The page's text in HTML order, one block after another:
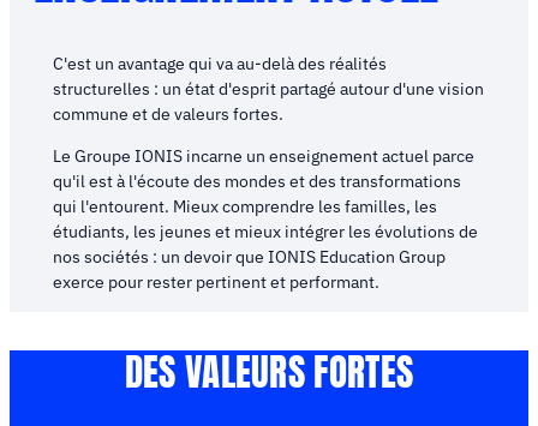
C'est un avantage qui va au-delà des réalités
structurelles : un état d'esprit partagé autour d'une vision
commune et de valeurs fortes.
Le Groupe IONIS incarne un enseignement actuel parce
qu'il est à l'écoute des mondes et des transformations
qui l'entourent. Mieux comprendre les familles, les
étudiants, les jeunes et mieux intégrer les évolutions de
nos sociétés : un devoir que IONIS Education Group
exerce pour rester pertinent et performant.
DES VALEURS FORTES